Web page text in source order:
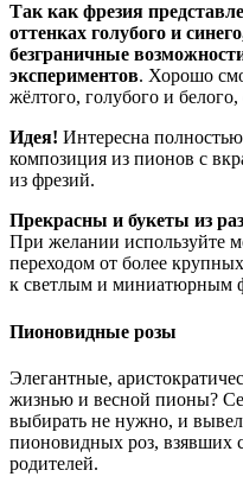
Так как фрезия
оттенках голубого и
безграничные
экспериментов. Хорошо
жёлтого, голубого и
Идея! Интересна
композиция из пионов с
из фрезий.
Прекрасны и букеты из
При желании используйте
переходом от более
к светлым и миниатюрным
Пионовидные розы
Элегантные,
жизнью и весной пионы?
выбирать не нужно, и
пионовидных роз, взявших
родителей.